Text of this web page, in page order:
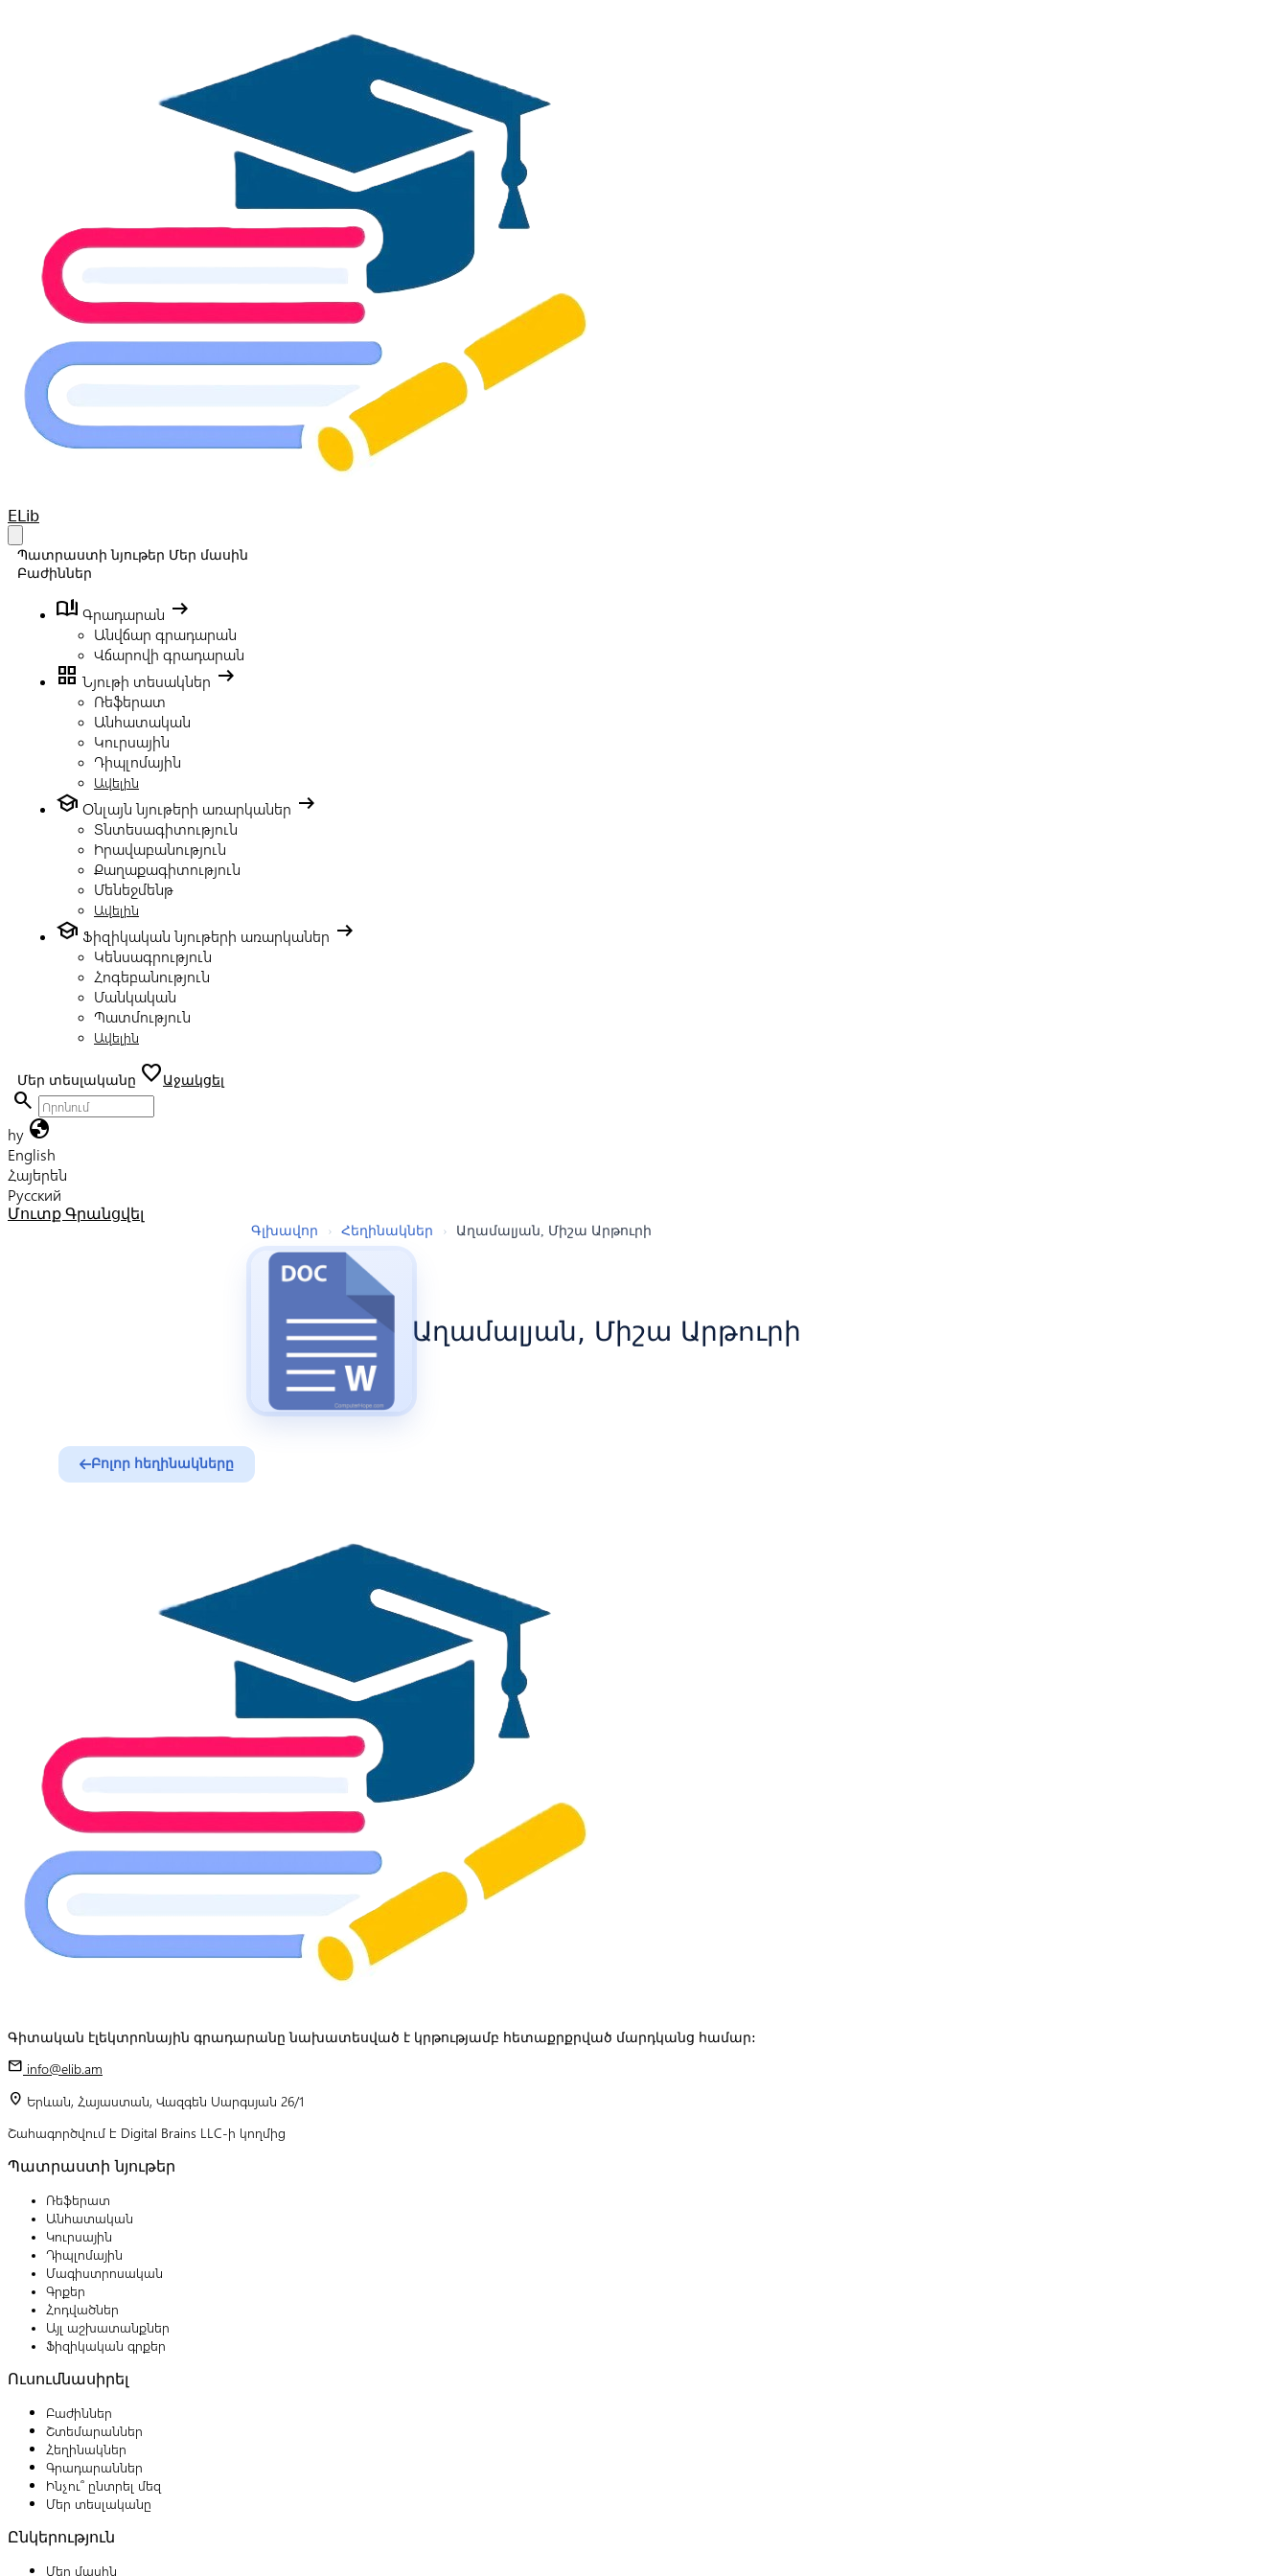
Your Company
ELib
Պատրաստի նյութեր Մեր մասին
Բաժիններ
book_ribbon Գրադարան arrow_right_alt
Անվճար գրադարան
Վճարովի գրադարան
grid_view Նյութի տեսակներ arrow_right_alt
Ռեֆերատ
Անհատական
Կուրսային
Դիպլոմային
Ավելին
school Օնլայն նյութերի առարկաներ arrow_right_alt
Տնտեսագիտություն
Իրավաբանություն
Քաղաքագիտություն
Մենեջմենթ
Ավելին
school Ֆիզիկական նյութերի առարկաներ arrow_right_alt
Կենսագրություն
Հոգեբանություն
Մանկական
Պատմություն
Ավելին
Մեր տեսլականը favoriteԱջակցել
search
hy globe
English
Հայերեն
Русский
Մուտք Գրանցվել
Գլխավոր › Հեղինակներ › Աղամալյան, Միշա Արթուրի
Աղամալյան, Միշա Արթուրի
Բոլոր հեղինակները
Գիտական էլեկտրոնային գրադարանը նախատեսված է կրթությամբ հետաքրքրված մարդկանց համար:
mail info@elib.am
location_on Երևան, Հայաստան, Վազգեն Սարգսյան 26/1
Շահագործվում է Digital Brains LLC-ի կողմից
Պատրաստի նյութեր
Ռեֆերատ
Անհատական
Կուրսային
Դիպլոմային
Մագիստրոսական
Գրքեր
Հոդվածներ
Այլ աշխատանքներ
Ֆիզիկական գրքեր
Ուսումնասիրել
Բաժիններ
Շտեմարաններ
Հեղինակներ
Գրադարաններ
Ինչու՞ ընտրել մեզ
Մեր տեսլականը
Ընկերություն
Մեր մասին